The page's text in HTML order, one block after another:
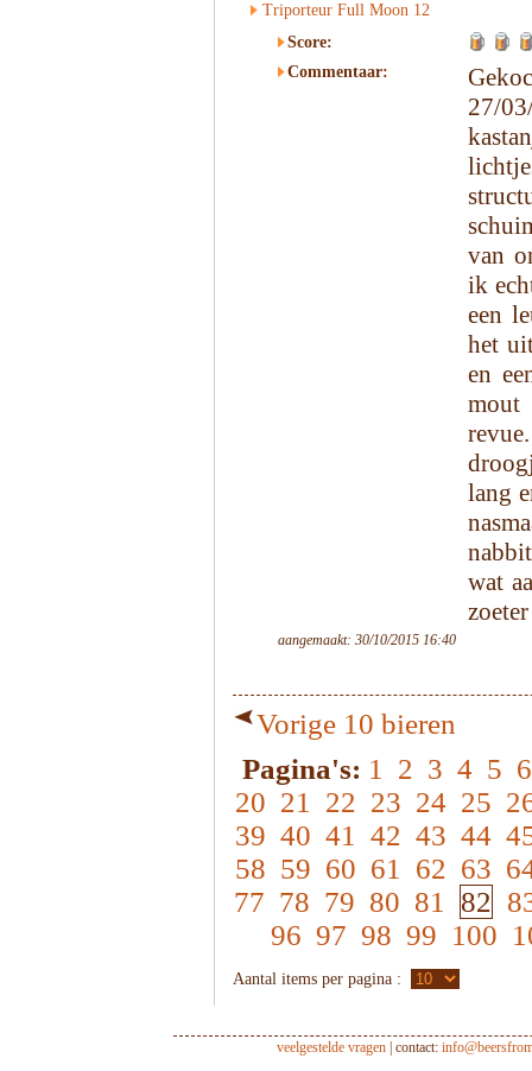
Triporteur Full Moon 12
Score:
Commentaar:
27/
van
ik
een
het
en
mout
lang
wat
aangemaakt: 30/10/2015 16:40
Vorige 10 bieren
Pagina's: 1 2 3 4 5 6
20 21 22 23 24 25
39 40 41 42 43 44
58 59 60 61 62 63
77 78 79 80 81 82
96 97 98 99 100
Aantal items per pagina :
veelgestelde vragen | contact: